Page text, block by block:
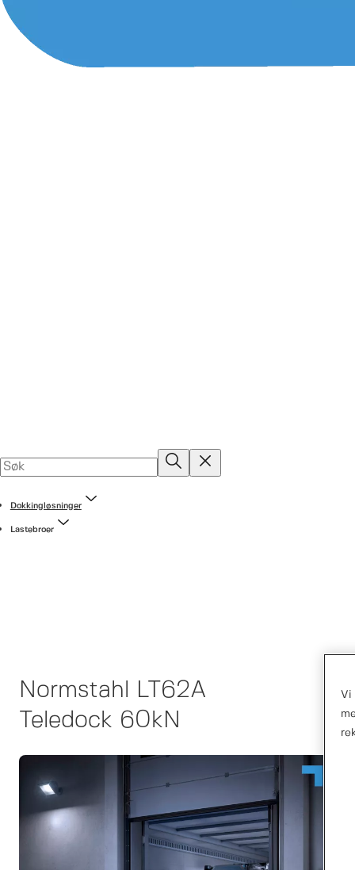
Dokkingløsninger
Lastebroer
Normstahl LT62A
Teledock 60kN
Vi